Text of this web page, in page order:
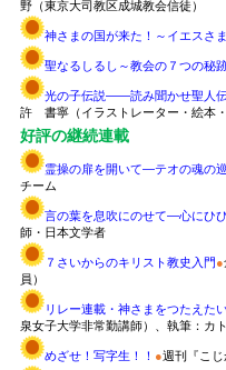
野（東京大司教区成城教会信徒）
神さまの国が来た！～イエスさ
聖なるしるし～教会の７つの秘
光の子伝説――読み聞かせ聖人
許 書寧（イラストレーター・絵本・
好評の継続連載
霊操の扉を開いて―テオの魂の
チーム
言の葉を息吹にのせて―心にひ
師・日本文学者
７さいからのキリスト教史入門●
員）
リレー連載・神さまをつたえた
泉女子大学非常勤講師）、執筆：カ
めざせ！写字生！！ ●週刊『こ